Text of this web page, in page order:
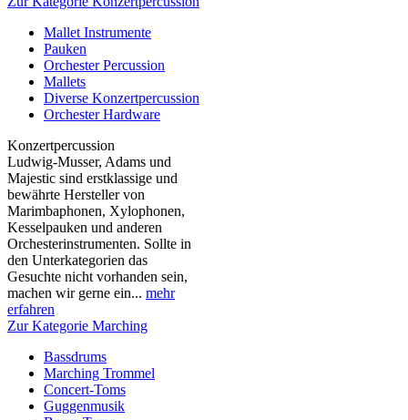
Mallet Instrumente
Pauken
Orchester Percussion
Mallets
Diverse Konzertpercussion
Orchester Hardware
Konzertpercussion
Ludwig-Musser, Adams und
Majestic sind erstklassige und
bewährte Hersteller von
Marimbaphonen, Xylophonen,
Kesselpauken und anderen
Orchesterinstrumenten. Sollte in
den Unterkategorien das
Gesuchte nicht vorhanden sein,
machen wir gerne ein... mehr
erfahren
Zur Kategorie Marching
Bassdrums
Marching Trommel
Concert-Toms
Guggenmusik